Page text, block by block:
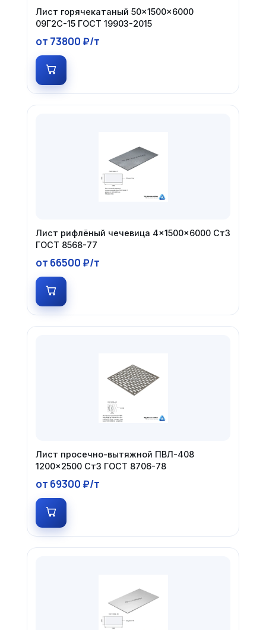
Лист горячекатаный 50×1500×6000
09Г2С-15 ГОСТ 19903-2015
от 73800 ₽/т
Лист рифлёный чечевица 4×1500×6000 Ст3
ГОСТ 8568-77
от 66500 ₽/т
Лист просечно-вытяжной ПВЛ-408
1200×2500 Ст3 ГОСТ 8706-78
от 69300 ₽/т